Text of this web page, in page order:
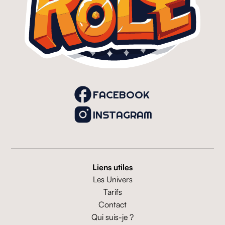
FACEBOOK
INSTAGRAM
Liens utiles
Les Univers
Tarifs
Contact
Qui suis-je ?